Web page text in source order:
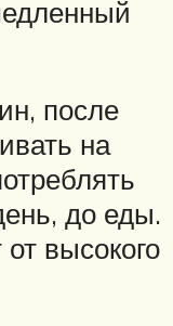
после
на
до еды.
высокого